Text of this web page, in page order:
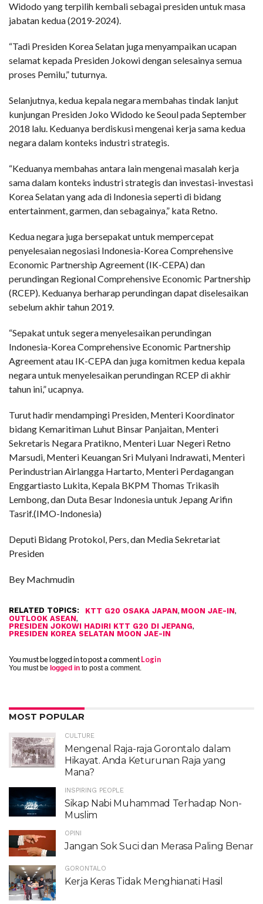
Widodo yang terpilih kembali sebagai presiden untuk masa
jabatan kedua (2019-2024).
“Tadi Presiden Korea Selatan juga menyampaikan ucapan
selamat kepada Presiden Jokowi dengan selesainya semua
proses Pemilu,” tuturnya.
Selanjutnya, kedua kepala negara membahas tindak lanjut
kunjungan Presiden Joko Widodo ke Seoul pada September
2018 lalu. Keduanya berdiskusi mengenai kerja sama kedua
negara dalam konteks industri strategis.
“Keduanya membahas antara lain mengenai masalah kerja
sama dalam konteks industri strategis dan investasi-investasi
Korea Selatan yang ada di Indonesia seperti di bidang
entertainment, garmen, dan sebagainya,” kata Retno.
Kedua negara juga bersepakat untuk mempercepat
penyelesaian negosiasi Indonesia-Korea Comprehensive
Economic Partnership Agreement (IK-CEPA) dan
perundingan Regional Comprehensive Economic Partnership
(RCEP). Keduanya berharap perundingan dapat diselesaikan
sebelum akhir tahun 2019.
“Sepakat untuk segera menyelesaikan perundingan
Indonesia-Korea Comprehensive Economic Partnership
Agreement atau IK-CEPA dan juga komitmen kedua kepala
negara untuk menyelesaikan perundingan RCEP di akhir
tahun ini,” ucapnya.
Turut hadir mendampingi Presiden, Menteri Koordinator
bidang Kemaritiman Luhut Binsar Panjaitan, Menteri
Sekretaris Negara Pratikno, Menteri Luar Negeri Retno
Marsudi, Menteri Keuangan Sri Mulyani Indrawati, Menteri
Perindustrian Airlangga Hartarto, Menteri Perdagangan
Enggartiasto Lukita, Kepala BKPM Thomas Trikasih
Lembong, dan Duta Besar Indonesia untuk Jepang Arifin
Tasrif.(IMO-Indonesia)
Deputi Bidang Protokol, Pers, dan Media Sekretariat
Presiden
Bey Machmudin
RELATED TOPICS: KTT G20 OSAKA JAPAN, MOON JAE-IN,
OUTLOOK ASEAN,
PRESIDEN JOKOWI HADIRI KTT G20 DI JEPANG,
PRESIDEN KOREA SELATAN MOON JAE-IN
You must be logged in to post a commentLogin
You must be logged in to post a comment.
MOST POPULAR
CULTURE
Mengenal Raja-raja Gorontalo dalam
Hikayat. Anda Keturunan Raja yang
Mana?
INSPIRING PEOPLE
Sikap Nabi Muhammad Terhadap Non-
Muslim
OPINI
Jangan Sok Suci dan Merasa Paling Benar
GORONTALO
Kerja Keras Tidak Menghianati Hasil